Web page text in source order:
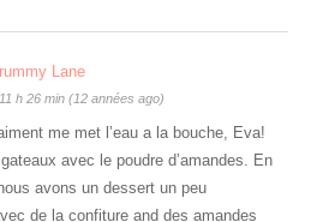
Lane
h 26 min (12 années ago)
me met l’eau a la bouche, Eva!
avec le poudre d’amandes. En
avons un dessert un peu
de la confiture and des amandes